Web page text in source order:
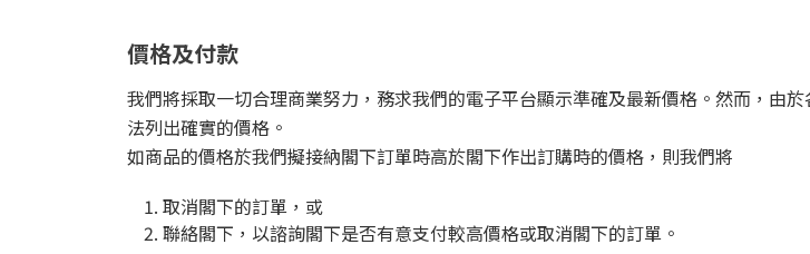
價格及付款
我們將採取一切合理商業努力，務求我們的電子平台顯示準確及最新價格。然而，由
法列出確實的價格。
如商品的價格於我們擬接納閣下訂單時高於閣下作出訂購時的價格，則我們將
取消閣下的訂單，或
聯絡閣下，以諮詢閣下是否有意支付較高價格或取消閣下的訂單。